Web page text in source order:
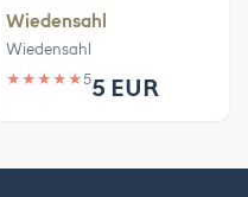
Wiedensahl
Wiedensahl
★ ★ ★ ★ ★55 EUR